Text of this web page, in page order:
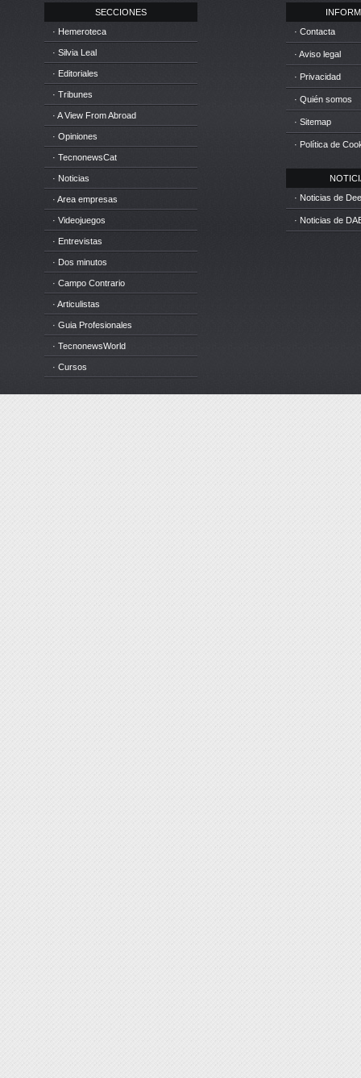
SECCIONES
· Hemeroteca
· Silvia Leal
· Editoriales
· Tribunes
· A View From Abroad
· Opiniones
· TecnonewsCat
· Noticias
· Area empresas
· Videojuegos
· Entrevistas
· Dos minutos
· Campo Contrario
· Articulistas
· Guia Profesionales
· TecnonewsWorld
· Cursos
· Contacta
· Aviso legal
· Privacidad
· Quién somos
· Sitemap
· Política de
· Noticias de
· Noticias de